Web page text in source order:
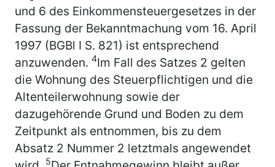
und 6 des Einkommensteuergesetzes in der
Fassung der Bekanntmachung vom 16. April
1997 (BGBl I S. 821) ist entsprechend
anzuwenden. 4Im Fall des Satzes 2 gelten
die Wohnung des Steuerpflichtigen und die
Altenteilerwohnung sowie der
dazugehörende Grund und Boden zu dem
Zeitpunkt als entnommen, bis zu dem
Absatz 2 Nummer 2 letztmals angewendet
5